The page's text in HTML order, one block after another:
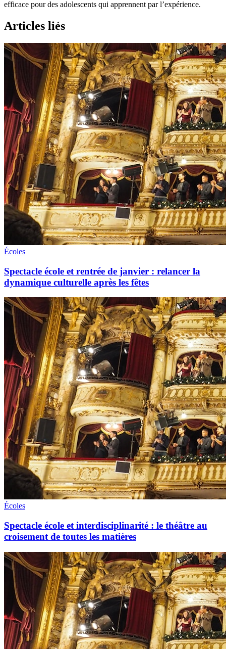
efficace pour des adolescents qui apprennent par l’expérience.
Articles liés
Écoles
Spectacle école et rentrée de janvier : relancer la
dynamique culturelle après les fêtes
Écoles
Spectacle école et interdisciplinarité : le théâtre au
croisement de toutes les matières